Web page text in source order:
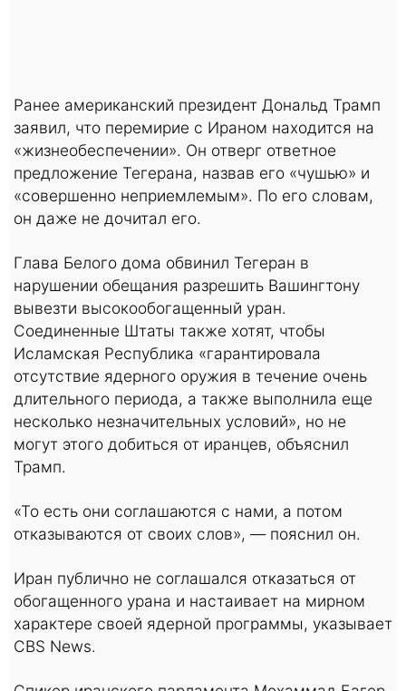
Ранее американский президент Дональд Трамп
заявил, что перемирие с Ираном находится на
«жизнеобеспечении». Он отверг ответное
предложение Тегерана, назвав его «чушью» и
«совершенно неприемлемым». По его словам,
он даже не дочитал его.
Глава Белого дома обвинил Тегеран в
нарушении обещания разрешить Вашингтону
вывезти высокообогащенный уран.
Соединенные Штаты также хотят, чтобы
Исламская Республика «гарантировала
отсутствие ядерного оружия в течение очень
длительного периода, а также выполнила еще
несколько незначительных условий», но не
могут этого добиться от иранцев, объяснил
Трамп.
«То есть они соглашаются с нами, а потом
отказываются от своих слов», — пояснил он.
Иран публично не соглашался отказаться от
обогащенного урана и настаивает на мирном
характере своей ядерной программы, указывает
CBS News.